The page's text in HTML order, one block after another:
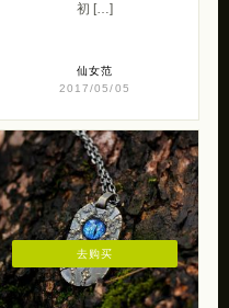
初 […]
仙女范
2017/05/05
去购买